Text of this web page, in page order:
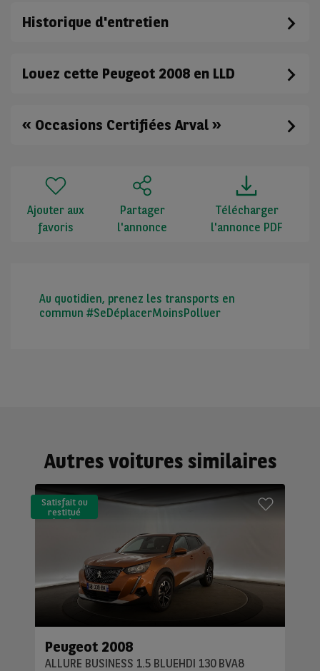
Historique d'entretien
Louez cette Peugeot 2008 en LLD
« Occasions Certifiées Arval »
Ajouter aux
favoris
Partager
l'annonce
Télécharger
l'annonce PDF
Au quotidien, prenez les transports en
commun #SeDéplacerMoinsPolluer
Autres voitures similaires
Satisfait ou
restitué
(LLD)*
Peugeot 2008
ALLURE BUSINESS 1.5 BLUEHDI 130 BVA8